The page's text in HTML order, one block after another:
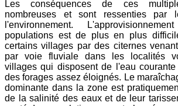
Les conséquences de ces
nombreuses et sont ressenties par
l'environnement.
populations est de plus en plus
certains villages par des citernes
par voie fluviale dans les localités
villages qui disposent de l'eau
des forages assez éloignés. Le
dominante dans la zone est
de la salinité des eaux et de leur